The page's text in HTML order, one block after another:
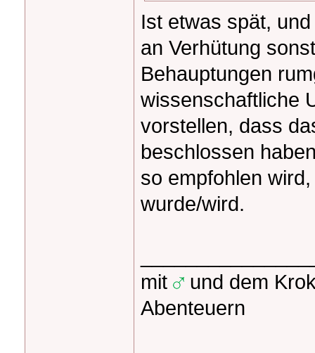
Ist etwas spät,
an Verhütung
Behauptungen
wissenschaftliche
vorstellen, dass
beschlossen
so empfohlen
wurde/wird.
mit
und dem
Abenteuern